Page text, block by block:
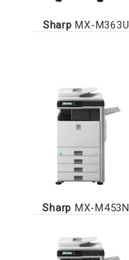
Sharp MX-M363U
Sharp MX-M453N